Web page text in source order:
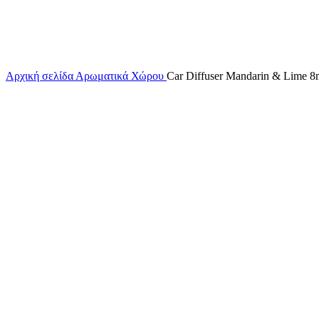
Αρχική σελίδα Αρωματικά Χώρου Car Diffuser Mandarin & Lime